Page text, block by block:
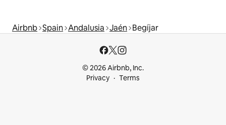
Airbnb Spain Andalusia Jaén Begíjar
© 2026 Airbnb, Inc.
Privacy
Terms